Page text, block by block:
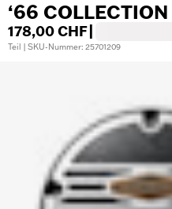
‘66
178,00 CHF
Teil | SKU-Nummer: 25701209